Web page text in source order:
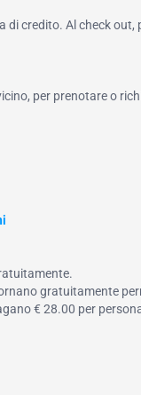
credito. Al check
per prenotare o
gratuitamente
€ 28.00 per